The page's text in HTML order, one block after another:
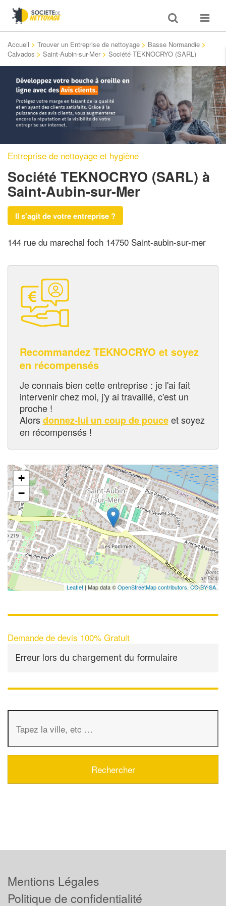
Toggle
search
Toggle
Accueil > Trouver un Entreprise de nettoyage > Basse Normandie >
Calvados > Saint-Aubin-sur-Mer > Société TEKNOCRYO (SARL)
Entreprise de nettoyage et hygiène
Société TEKNOCRYO (SARL) à
Saint-Aubin-sur-Mer
Il s'agit de votre entreprise ?
144 rue du marechal foch 14750 Saint-aubin-sur-mer
Recommandez TEKNOCRYO et soyez
en récompensés
Je connais bien cette entreprise : je l'ai fait
intervenir chez moi, j'y ai travaillé, c'est un
proche !
Alorsdonnez-lui un coup de pouceet soyez
en récompensés !
+
−
Leaflet | Map data ©OpenStreetMap contributors,CC-BY-SA
Demande de devis 100% Gratuit
Erreur lors du chargement du formulaire
Mentions Légales
Politique de confidentialité